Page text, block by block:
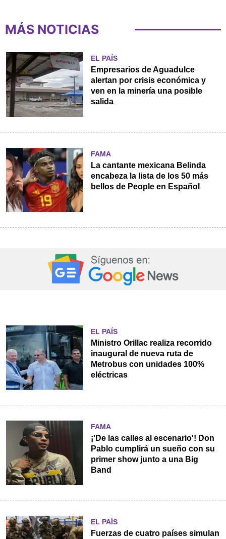
MÁS NOTICIAS
EL PAÍS
Empresarios de Aguadulce
alertan por crisis económica y
ven en la minería una posible
salida
FAMA
La cantante mexicana Belinda
encabeza la lista de los 50 más
bellos de People en Español
EL PAÍS
Ministro Orillac realiza recorrido
inaugural de nueva ruta de
Metrobus con unidades 100%
eléctricas
FAMA
¡'De las calles al escenario'! Don
Pablo cumplirá un sueño con su
primer show junto a una Big
Band
EL PAÍS
Fuerzas de cuatro países simulan